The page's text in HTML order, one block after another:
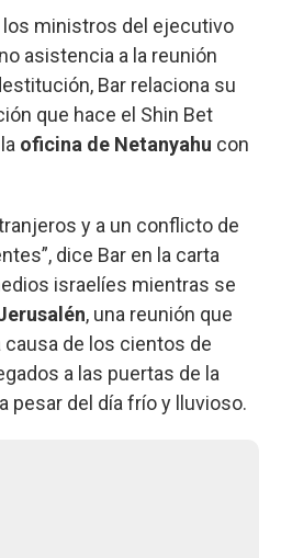
los ministros del ejecutivo
asistencia a la reunión
Bar relaciona su
que hace el Shin Bet
oficina de Netanyahu con
y a un conflicto de
dice Bar en la carta
israelíes mientras se
, una reunión que
de los cientos de
a las puertas de la
pesar del día frío y lluvioso.